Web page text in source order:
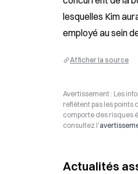
lesquelles Kim
employé au sein
Afficher la source
Avertissement : Les
reflètent pas les points
comporte des risques
consultez l’
Actualités